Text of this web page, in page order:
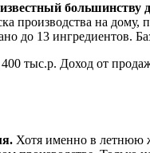
большинству
производства на
до 13 ингредиентов.
400 тыс.р. Доход от
Хотя именно в летнюю